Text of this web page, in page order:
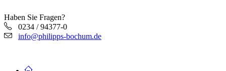
Haben Sie Fragen?
0234 / 94377-0
info@philipps-bochum.de